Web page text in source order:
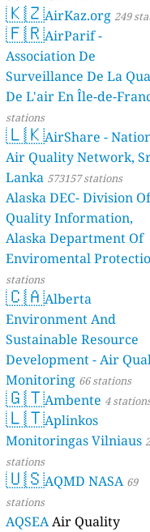
🇰🇿AirKaz.org 249
🇫🇷AirParif -
Association De
Surveillance De La
De L'air En Île-de-
stations
🇱🇰AirShare -
Air Quality Network,
Lanka 573157 stations
Alaska DEC- Division Of Air
Quality Information,
Alaska Department Of
Enviromental
stations
🇨🇦Alberta
Environment And
Sustainable Resource
Development - Air
Monitoring 66 stations
🇬🇹Ambente 4
🇱🇹Aplinkos
Monitoringas Vilniaus
stations
🇺🇸AQMD NASA 69
stations
AQSEAAir Quality